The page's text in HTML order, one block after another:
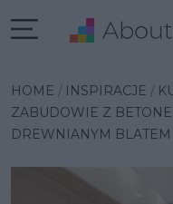
HOME INSPIRACJE
ZABUDOWIE Z
DREWNIANYM